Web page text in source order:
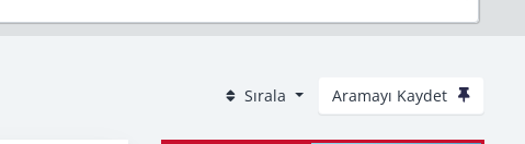
Sırala Aramayı Kaydet